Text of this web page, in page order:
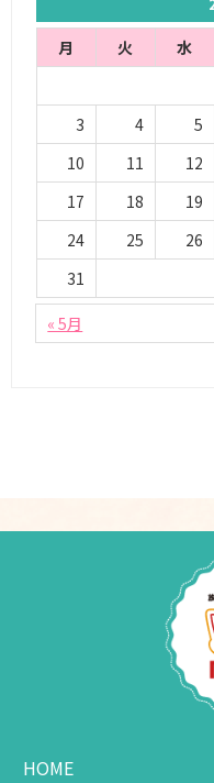
月
火 水
3
4 5
10
11 12
17
18 19
24
25 26
31
« 5月
HOME